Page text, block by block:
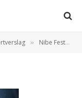
» Nibe Festival 2024: Dag 3 – Een ode aan de Deense muziek zelf